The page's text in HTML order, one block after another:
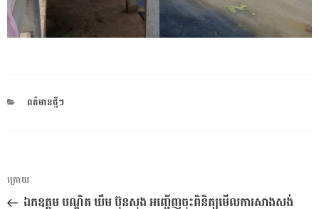
CATEGORIES
ពត៌មានថ្មីៗ
ការ​
នាំទិស​
អត្ថបទ
មុន
ក្រោយ
ឯកឧត្តម បណ្ឌិត ឃឹម ប៊ុនសុង អញ្ជើញចុះពិនិត្យមើលការសាងសង់